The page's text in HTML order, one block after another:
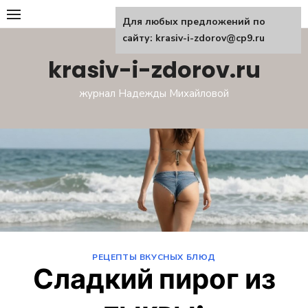
Перейти
к
krasiv-i-zdorov.ru
журнал Надежды Михайловой
РЕЦЕПТЫ ВКУСНЫХ БЛЮД
Сладкий пирог из
Для любых предложений по
сайту: krasiv-i-zdorov@cp9.ru